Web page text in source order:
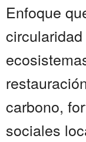
Enfoque
carbono,
sociales